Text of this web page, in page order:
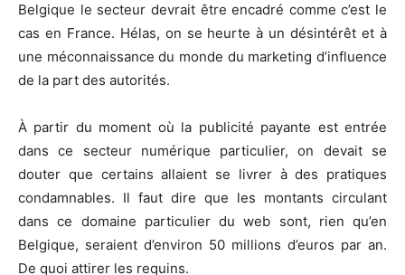
Belgique le secteur devrait être encadré comme c’est le
cas en France. Hélas, on se heurte à un désintérêt et à
une méconnaissance du monde du marketing d’influence
de la part des autorités.
À partir du moment où la publicité payante est entrée
dans ce secteur numérique particulier, on devait se
douter que certains allaient se livrer à des pratiques
condamnables. Il faut dire que les montants circulant
dans ce domaine particulier du web sont, rien qu’en
Belgique, seraient d’environ 50 millions d’euros par an.
De quoi attirer les requins.